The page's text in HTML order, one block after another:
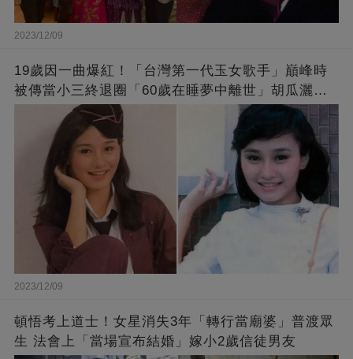
2023/12/09
19歲因一曲爆紅！「台灣第一代玉女歌手」巔峰時
被傳當小三終退圈「60歲在睡夢中離世」胡瓜灑淚
2023/12/09
頓悟考上道士！女星消失3年「轉行當廟婆」普渡眾
生 法會上「當場宣布結婚」嫁小2歲信徒男友